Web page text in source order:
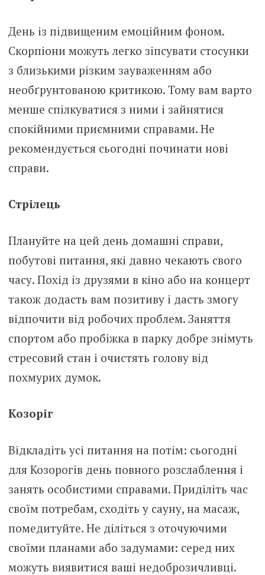
День із підвищеним емоційним фоном.
Скорпіони можуть легко зіпсувати стосунки
з близькими різким зауваженням або
необґрунтованою критикою. Тому вам варто
менше спілкуватися з ними і зайнятися
спокійними приємними справами. Не
рекомендується сьогодні починати нові
справи.
Стрілець
Плануйте на цей день домашні справи,
побутові питання, які давно чекають свого
часу. Похід із друзями в кіно або на концерт
також додасть вам позитиву і дасть змогу
відпочити від робочих проблем. Заняття
спортом або пробіжка в парку добре знімуть
стресовий стан і очистять голову від
похмурих думок.
Козоріг
Відкладіть усі питання на потім: сьогодні
для Козорогів день повного розслаблення і
занять особистими справами. Приділіть час
своїм потребам, сходіть у сауну, на масаж,
помедитуйте. Не діліться з оточуючими
своїми планами або задумами: серед них
можуть виявитися ваші недоброзичливці.